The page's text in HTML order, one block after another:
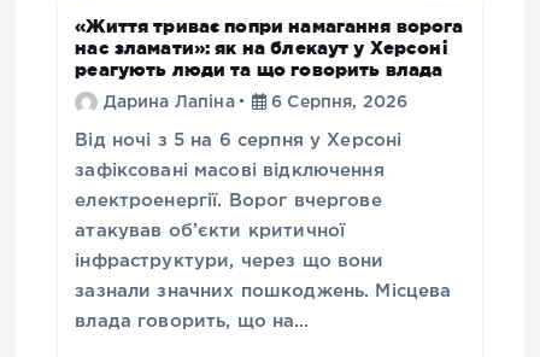
«Життя триває попри намагання ворога
нас зламати»: як на блекаут у Херсоні
реагують люди та що говорить влада
Дарина Лапіна 6 Серпня, 2026
Від ночі з 5 на 6 серпня у Херсоні
зафіксовані масові відключення
електроенергії. Ворог вчергове
атакував об’єкти критичної
інфраструктури, через що вони
зазнали значних пошкоджень. Місцева
влада говорить, що на…